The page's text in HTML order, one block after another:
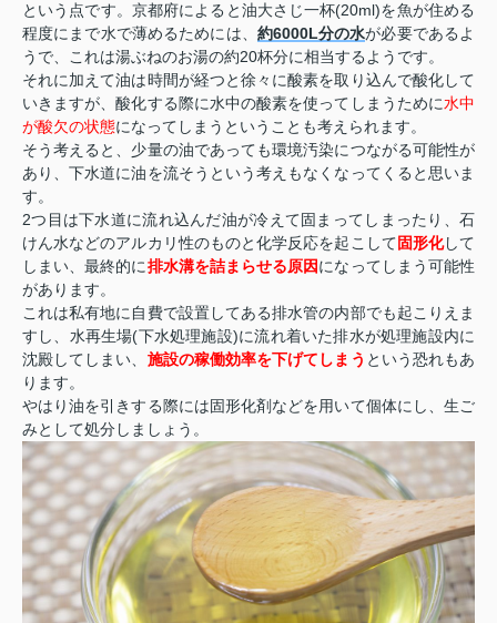
という点です。京都府によると油大さじ一杯(20ml)を魚が住める
程度にまで水で薄めるためには、 約6000L分の水が必要であるよ
うで、これは湯ぶねのお湯の約20杯分に相当するようです。
それに加えて油は時間が経つと徐々に酸素を取り込んで酸化して
いきますが、酸化する際に水中の酸素を使ってしまうために水中
が酸欠の状態になってしまうということも考えられます。
そう考えると、少量の油であっても環境汚染につながる可能性が
あり、下水道に油を流そうという考えもなくなってくると思いま
す。
2つ目は下水道に流れ込んだ油が冷えて固まってしまったり、石
けん水などのアルカリ性のものと化学反応を起こして固形化して
しまい、最終的に排水溝を詰まらせる原因になってしまう可能性
があります。
これは私有地に自費で設置してある排水管の内部でも起こりえま
すし、水再生場(下水処理施設)に流れ着いた排水が処理施設内に
沈殿してしまい、 施設の稼働効率を下げてしまう という恐れもあ
ります。
やはり油を引きする際には固形化剤などを用いて個体にし、生ご
みとして処分しましょう。